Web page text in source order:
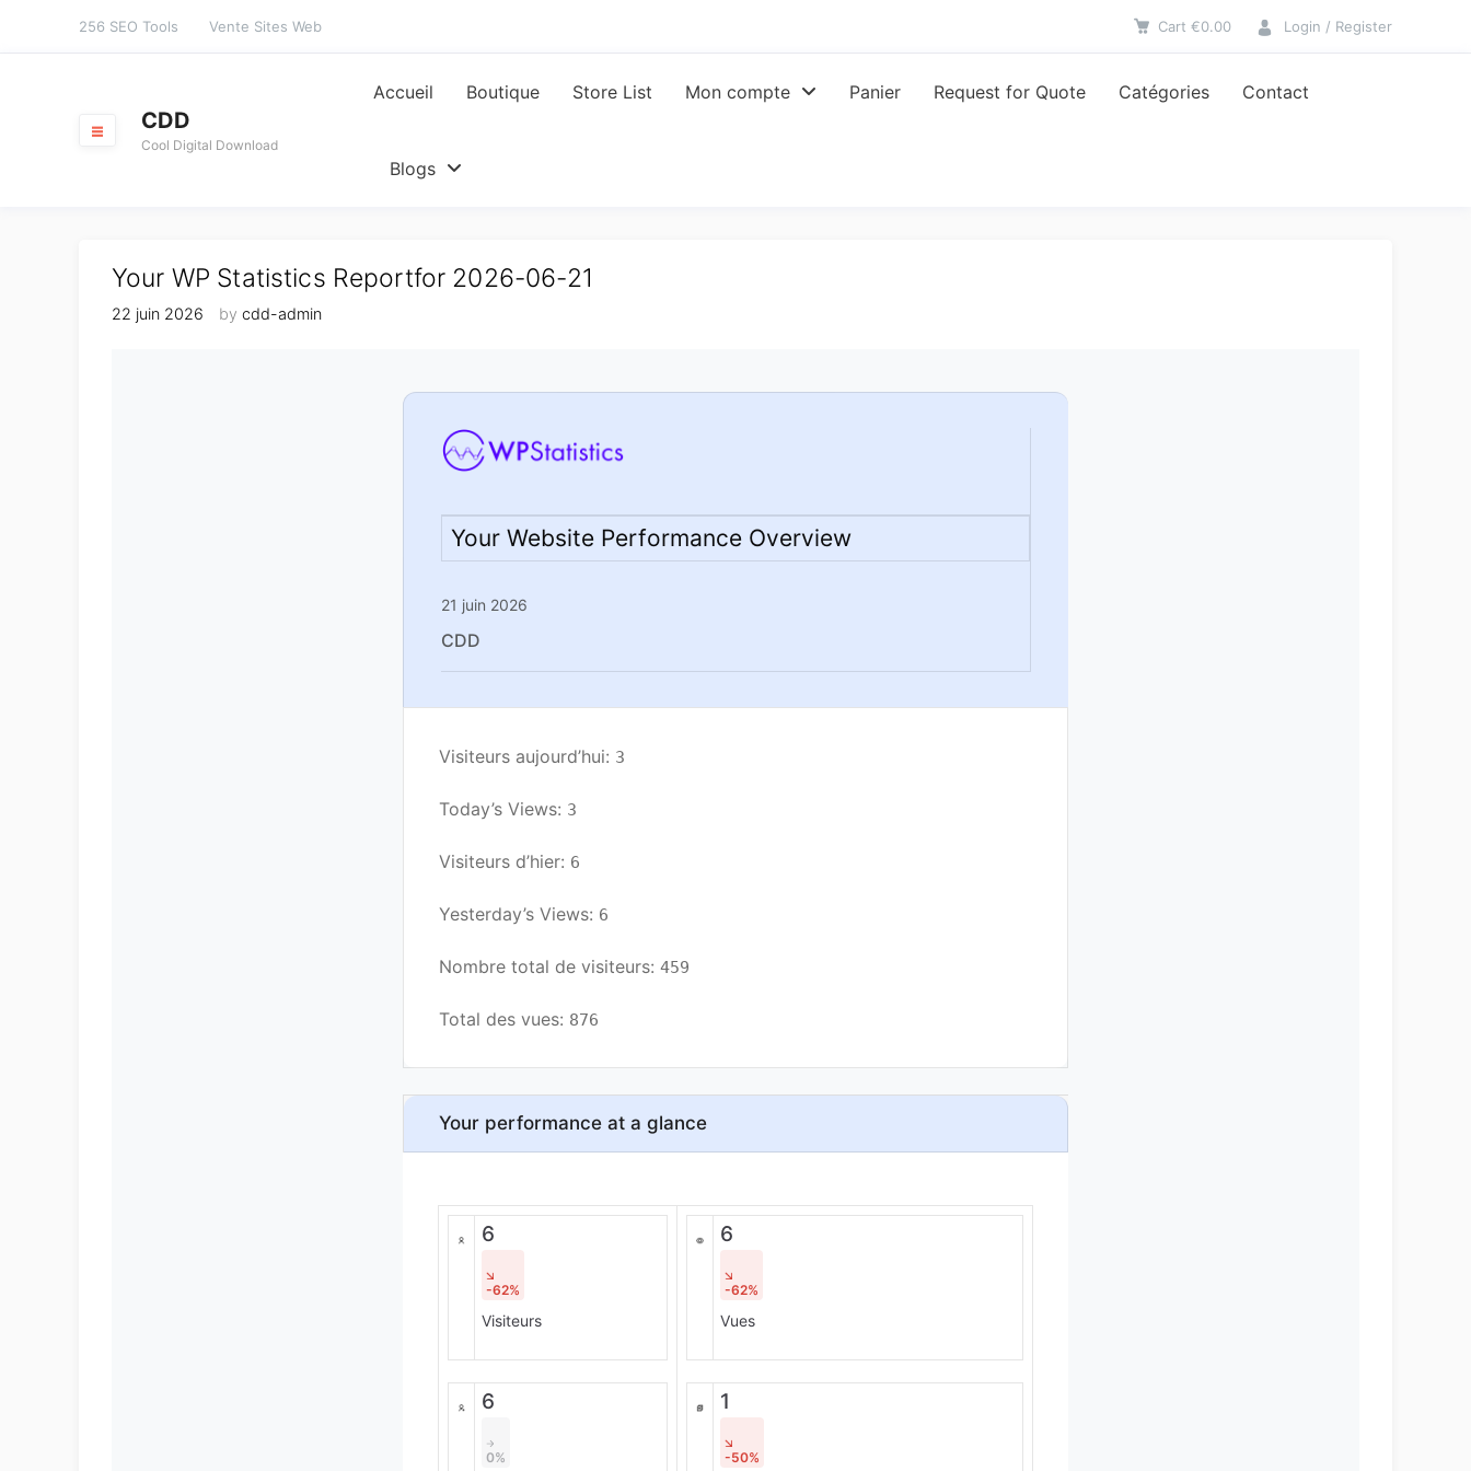
256 SEO Tools Vente Sites Web Cart €0.00 Login / Register
CDD
Cool Digital Download
Accueil Boutique Store List Mon compte Panier Request for Quote Catégories Contact
Blogs
Your WP Statistics Reportfor 2026-06-21
22 juin 2026 by cdd-admin
Your Website Performance Overview
21 juin 2026
CDD
Visiteurs aujourd’hui: 3
Today’s Views: 3
Visiteurs d’hier: 6
Yesterday’s Views: 6
Nombre total de visiteurs: 459
Total des vues: 876
Your performance at a glance
6
-62%
Visiteurs
6
0%
6
-62%
Vues
1
-50%